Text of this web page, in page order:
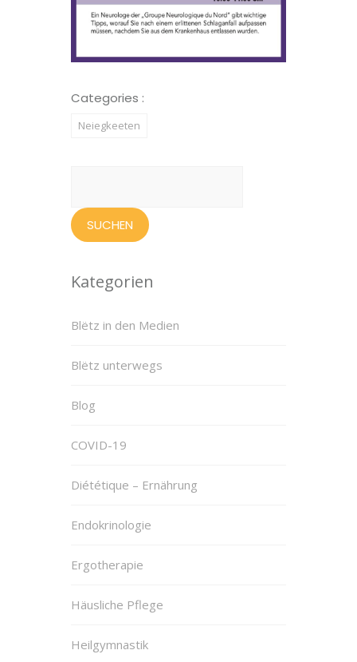
Categories :
Neiegkeeten
Kategorien
Blëtz in den Medien
Blëtz unterwegs
Blog
COVID-19
Diététique – Ernährung
Endokrinologie
Ergotherapie
Häusliche Pflege
Heilgymnastik